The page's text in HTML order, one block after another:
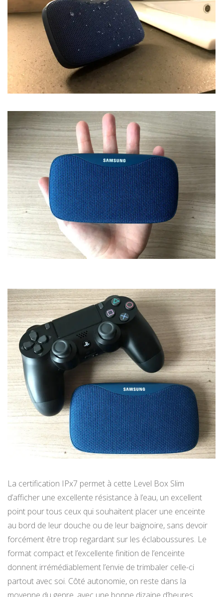
La certification IPx7 permet à cette Level Box Slim
d’afficher une excellente résistance à l’eau, un excellent
point pour tous ceux qui souhaitent placer une enceinte
au bord de leur douche ou de leur baignoire, sans devoir
forcément être trop regardant sur les éclaboussures. Le
format compact et l’excellente finition de l’enceinte
donnent irrémédiablement l’envie de trimbaler celle-ci
partout avec soi. Côté autonomie, on reste dans la